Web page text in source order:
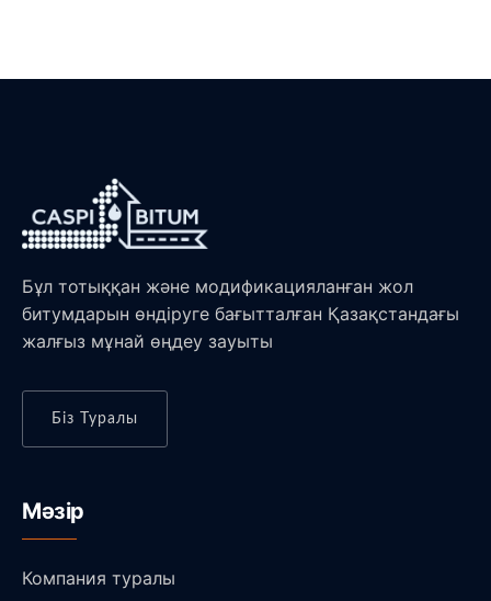
Бұл тотыққан және модификацияланған жол
битумдарын өндіруге бағытталған Қазақстандағы
жалғыз мұнай өңдеу зауыты
Біз Туралы
Мәзір
Компания туралы